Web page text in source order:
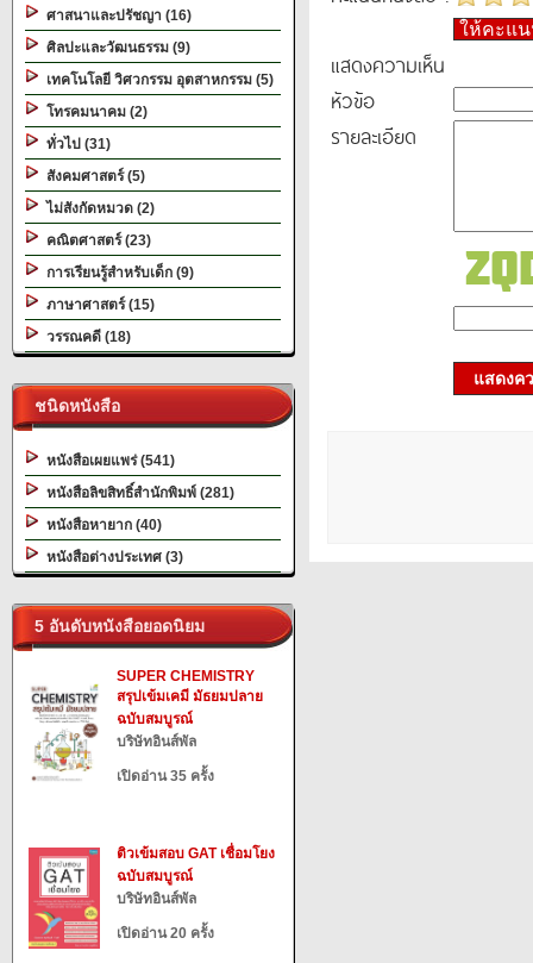
ศาสนาและปรัชญา (16)
ศิลปะและวัฒนธรรม (9)
เทคโนโลยี วิศวกรรม อุตสาหกรรม (5)
โทรคมนาคม (2)
ทั่วไป (31)
สังคมศาสตร์ (5)
ไม่สังกัดหมวด (2)
คณิตศาสตร์ (23)
การเรียนรู้สำหรับเด็ก (9)
ภาษาศาสตร์ (15)
วรรณคดี (18)
ชนิดหนังสือ
หนังสือเผยแพร่ (541)
หนังสือลิขสิทธิ์สำนักพิมพ์ (281)
หนังสือหายาก (40)
หนังสือต่างประเทศ (3)
5 อันดับหนังสือยอดนิยม
SUPER CHEMISTRY
สรุปเข้มเคมี มัธยมปลาย
ฉบับสมบูรณ์
บริษัทอินส์พัล
เปิดอ่าน 35 ครั้ง
ติวเข้มสอบ GAT เชื่อมโยง
ฉบับสมบูรณ์
บริษัทอินส์พัล
เปิดอ่าน 20 ครั้ง
ให้คะแ
แสดงความเห็น
หัวข้อ
รายละเอียด
แสดงค